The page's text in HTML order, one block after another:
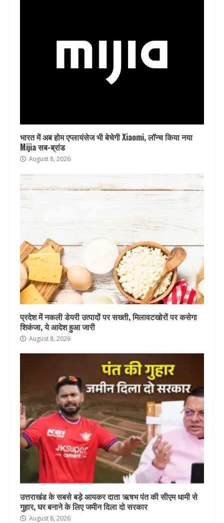
भारत में अब होम एप्लायंसेज भी बेचेगी Xiaomi, लॉन्च किया नया
Mijia सब-ब्रांड
August 8, 2026
प्रदेश में नकली डेयरी उत्पादों पर सख्ती, मिलावटखोरों पर कसेगा
शिकंजा, ये आदेश हुआ जारी
August 8, 2026
उत्तराखंड के सबसे बड़े आयकर दाता ऋषभ पंत की सीएम धामी से
गुहार, घर बनाने के लिए जमीन दिला दो सरकार
August 8, 2026